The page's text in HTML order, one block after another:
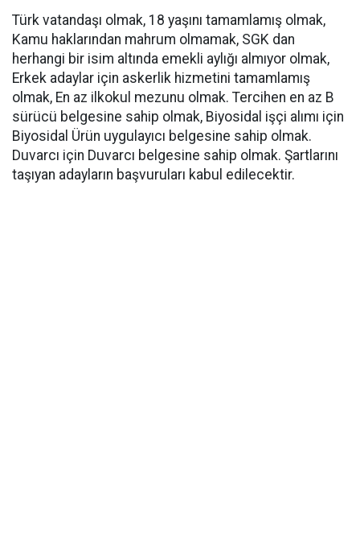
Türk vatandaşı olmak, 18 yaşını tamamlamış olmak,
Kamu haklarından mahrum olmamak, SGK dan
herhangi bir isim altında emekli aylığı almıyor olmak,
Erkek adaylar için askerlik hizmetini tamamlamış
olmak, En az ilkokul mezunu olmak. Tercihen en az B
sürücü belgesine sahip olmak, Biyosidal işçi alımı için
Biyosidal Ürün uygulayıcı belgesine sahip olmak.
Duvarcı için Duvarcı belgesine sahip olmak. Şartlarını
taşıyan adayların başvuruları kabul edilecektir.